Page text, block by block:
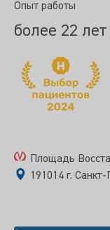
Опыт работы
более 22 лет
Площадь
191014 г. Санкт-